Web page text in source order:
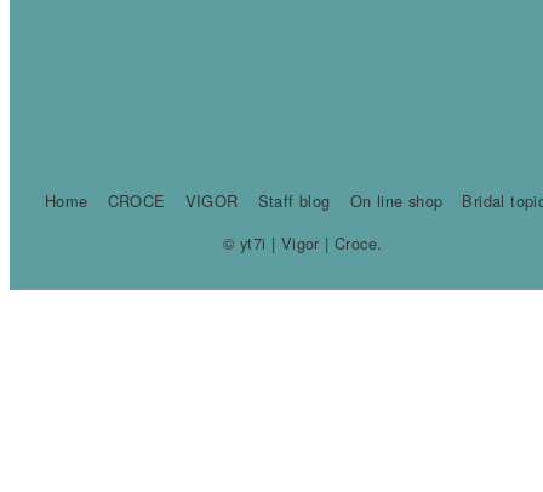
Home CROCE VIGOR Staff blog On line shop
Bridal
© yt7i | Vigor | Croce.